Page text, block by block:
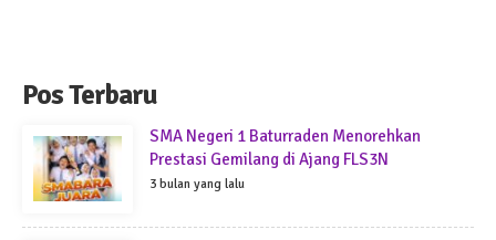
Pos Terbaru
SMA Negeri 1 Baturraden Menorehkan
Prestasi Gemilang di Ajang FLS3N
3 bulan yang lalu